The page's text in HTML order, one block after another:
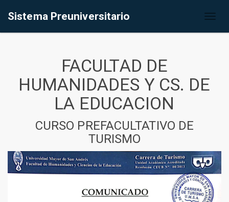
Sistema Preuniversitario
FACULTAD DE
HUMANIDADES Y CS. DE
LA EDUCACION
CURSO PREFACULTATIVO DE
TURISMO